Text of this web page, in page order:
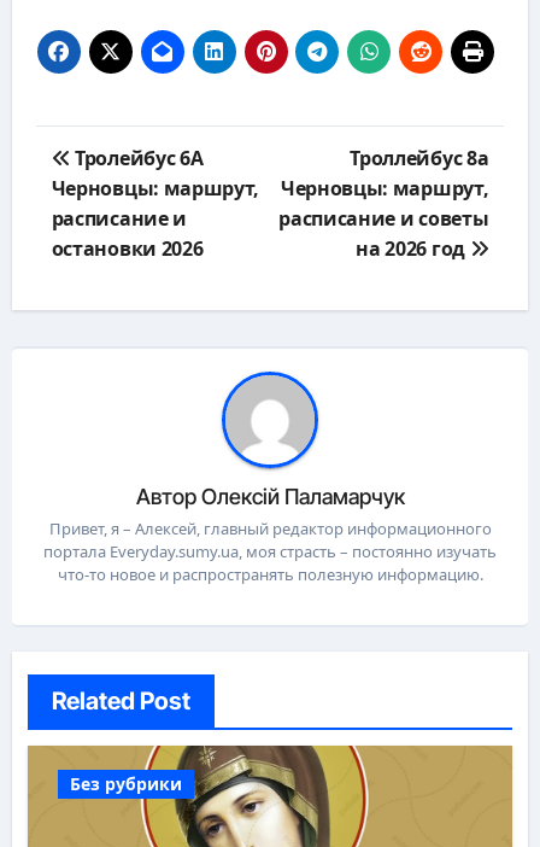
по
записям
Тролейбус 6А
Черновцы: маршрут,
расписание и
остановки 2026
Троллейбус 8а
Черновцы: маршрут,
расписание и советы
на 2026 год
АвторОлексій Паламарчук
Привет, я – Алексей, главный редактор информационного
портала Everyday.sumy.ua, моя страсть – постоянно изучать
что-то новое и распространять полезную информацию.
Related Post
Без рубрики